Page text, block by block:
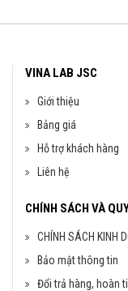
VINA LAB JSC
Giới thiệu
Bảng giá
Hỗ trợ khách hàng
Liên hệ
CHÍNH SÁCH VÀ
CHÍNH SÁCH KINH
Bảo mật thông tin
Đổi trả hàng, hoàn